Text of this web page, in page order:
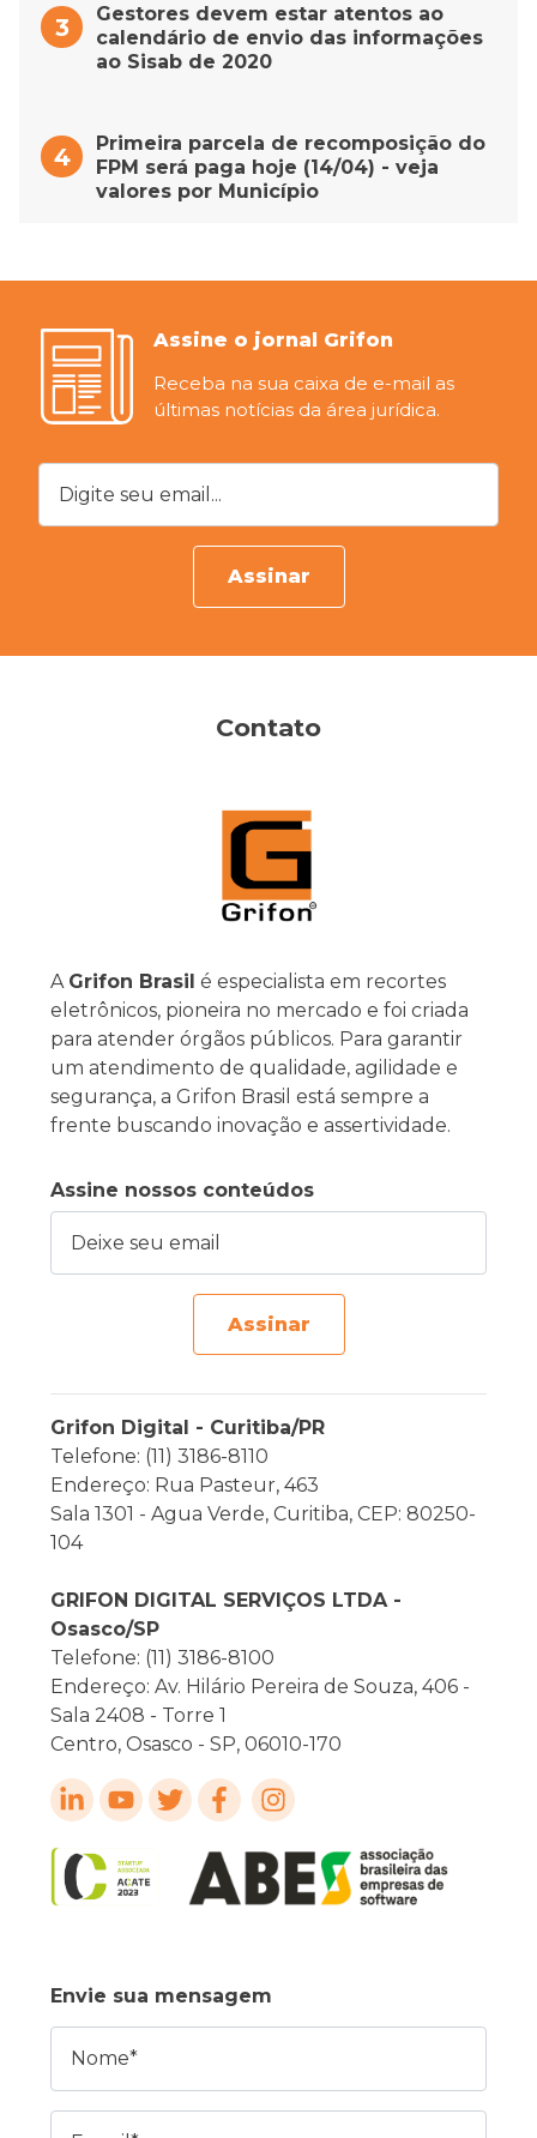
Gestores devem estar atentos ao
calendário de envio das informações
ao Sisab de 2020
Primeira parcela de recomposição do
FPM será paga hoje (14/04) - veja
valores por Município
Assine o jornal Grifon
Receba na sua caixa de e-mail as
últimas notícias da área jurídica.
Digite seu email...
Assinar
Contato
A Grifon Brasil é especialista em recortes
eletrônicos, pioneira no mercado e foi criada
para atender órgãos públicos. Para garantir
um atendimento de qualidade, agilidade e
segurança, a Grifon Brasil está sempre a
frente buscando inovação e assertividade.
Assine nossos conteúdos
Assinar
Grifon Digital - Curitiba/PR
Telefone: (11) 3186-8110
Endereço: Rua Pasteur, 463
Sala 1301 - Agua Verde, Curitiba, CEP: 80250-
104
GRIFON DIGITAL SERVIÇOS LTDA -
Osasco/SP
Telefone: (11) 3186-8100
Endereço: Av. Hilário Pereira de Souza, 406 -
Sala 2408 - Torre 1
Centro, Osasco - SP, 06010-170
Envie sua mensagem